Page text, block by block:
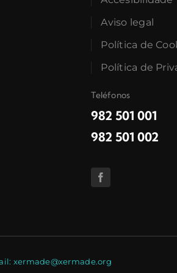
Aviso legal
Política de
Política de
Teléfonos
982 501 001
982 501 002
xermade@xermade.org